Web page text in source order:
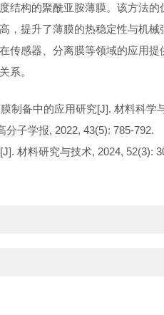
结构的聚酰亚胺薄膜。该方法
提升了薄膜的热稳定性与机
传感器、分离膜等领域的应用
系。
制备中的应用研究[J]. 材料科学
子学报, 2022, 43(5): 785-792.
材料研究与技术, 2024, 52(3):